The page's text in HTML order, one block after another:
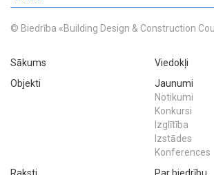
© Biedrība «Building Design & Construction
Sākums
Viedokļi
Objekti
Jaunumi
Notikumi
Konkursi
Izglītība
Izstādes
Konferences